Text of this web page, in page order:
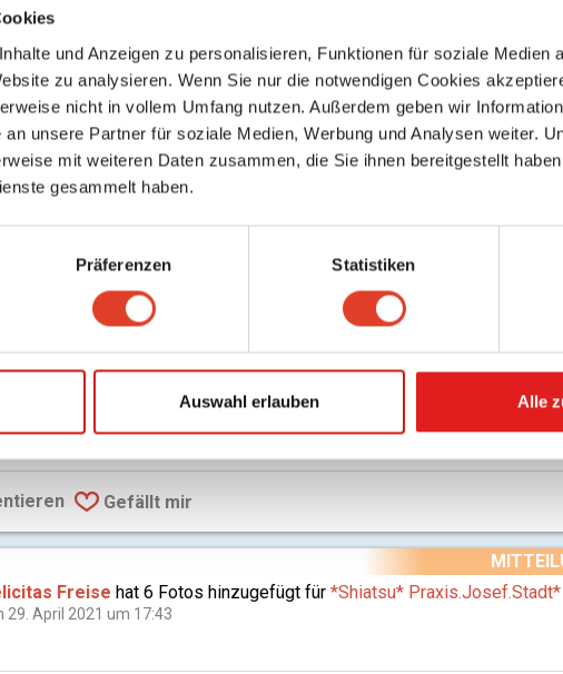
und Anzeigen zu personalisieren, Funktionen für soziale Medien
zu analysieren. Wenn Sie nur die notwendigen Cookies
nicht in vollem Umfang nutzen. Außerdem geben wir
unsere Partner für soziale Medien, Werbung und Analysen weiter.
mit weiteren Daten zusammen, die Sie ihnen bereitgestellt
gesammelt haben.
Präferenzen Statistiken
Auswahl erlauben Alle
findest Du auf
Gasse, Wien 8., Josefstadt
26. June 2021 um 16:46
Ich genieße die Behandlungen bei ihr sehr.
Gefällt mir
Freise hat 6 Fotos hinzugefügt für *Shiatsu* Praxis.Josef.Stadt*
29. April 2021 um 17:43